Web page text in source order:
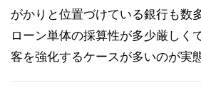
がかりと位置づけている銀行も数
ローン単体の採算性が多少厳しく
客を強化するケースが多いのが実